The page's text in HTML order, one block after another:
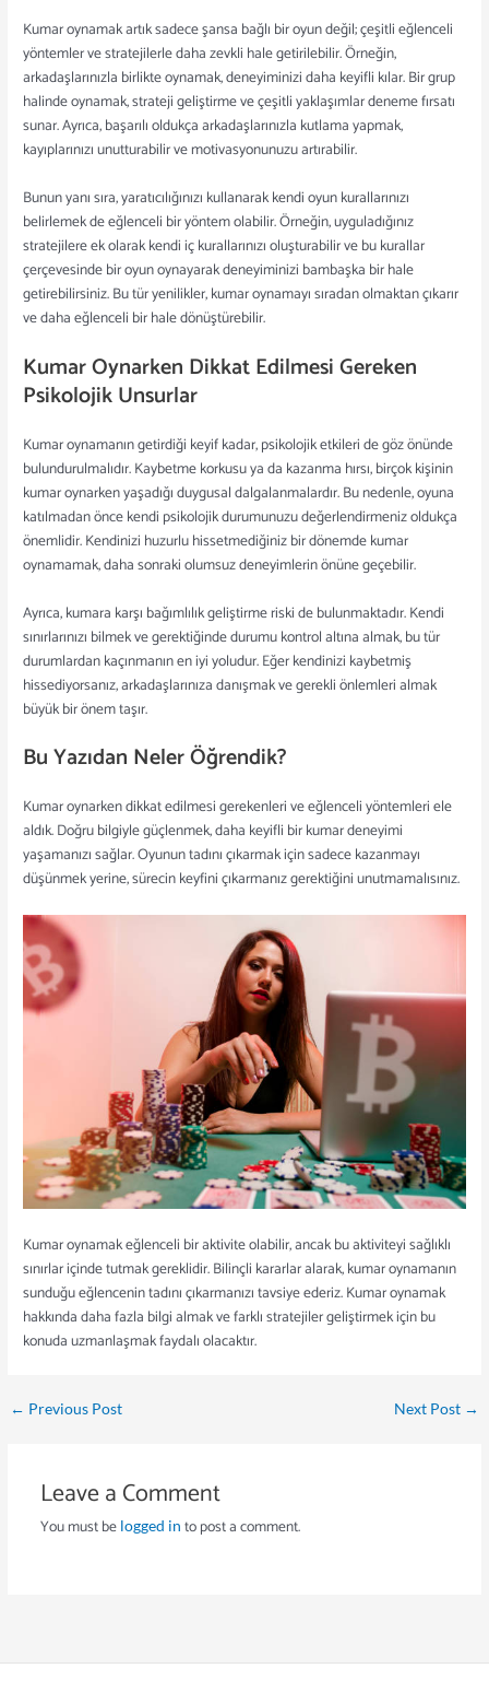
Kumar oynamak artık sadece şansa bağlı bir oyun değil; çeşitli eğlenceli
yöntemler ve stratejilerle daha zevkli hale getirilebilir. Örneğin,
arkadaşlarınızla birlikte oynamak, deneyiminizi daha keyifli kılar. Bir grup
halinde oynamak, strateji geliştirme ve çeşitli yaklaşımlar deneme fırsatı
sunar. Ayrıca, başarılı oldukça arkadaşlarınızla kutlama yapmak,
kayıplarınızı unutturabilir ve motivasyonunuzu artırabilir.
Bunun yanı sıra, yaratıcılığınızı kullanarak kendi oyun kurallarınızı
belirlemek de eğlenceli bir yöntem olabilir. Örneğin, uyguladığınız
stratejilere ek olarak kendi iç kurallarınızı oluşturabilir ve bu kurallar
çerçevesinde bir oyun oynayarak deneyiminizi bambaşka bir hale
getirebilirsiniz. Bu tür yenilikler, kumar oynamayı sıradan olmaktan çıkarır
ve daha eğlenceli bir hale dönüştürebilir.
Kumar Oynarken Dikkat Edilmesi Gereken
Psikolojik Unsurlar
Kumar oynamanın getirdiği keyif kadar, psikolojik etkileri de göz önünde
bulundurulmalıdır. Kaybetme korkusu ya da kazanma hırsı, birçok kişinin
kumar oynarken yaşadığı duygusal dalgalanmalardır. Bu nedenle, oyuna
katılmadan önce kendi psikolojik durumunuzu değerlendirmeniz oldukça
önemlidir. Kendinizi huzurlu hissetmediğiniz bir dönemde kumar
oynamamak, daha sonraki olumsuz deneyimlerin önüne geçebilir.
Ayrıca, kumara karşı bağımlılık geliştirme riski de bulunmaktadır. Kendi
sınırlarınızı bilmek ve gerektiğinde durumu kontrol altına almak, bu tür
durumlardan kaçınmanın en iyi yoludur. Eğer kendinizi kaybetmiş
hissediyorsanız, arkadaşlarınıza danışmak ve gerekli önlemleri almak
büyük bir önem taşır.
Bu Yazıdan Neler Öğrendik?
Kumar oynarken dikkat edilmesi gerekenleri ve eğlenceli yöntemleri ele
aldık. Doğru bilgiyle güçlenmek, daha keyifli bir kumar deneyimi
yaşamanızı sağlar. Oyunun tadını çıkarmak için sadece kazanmayı
düşünmek yerine, sürecin keyfini çıkarmanız gerektiğini unutmamalısınız.
Kumar oynamak eğlenceli bir aktivite olabilir, ancak bu aktiviteyi sağlıklı
sınırlar içinde tutmak gereklidir. Bilinçli kararlar alarak, kumar oynamanın
sunduğu eğlencenin tadını çıkarmanızı tavsiye ederiz. Kumar oynamak
hakkında daha fazla bilgi almak ve farklı stratejiler geliştirmek için bu
konuda uzmanlaşmak faydalı olacaktır.
← Previous Post Next Post →
Leave a Comment
You must be logged in to post a comment.